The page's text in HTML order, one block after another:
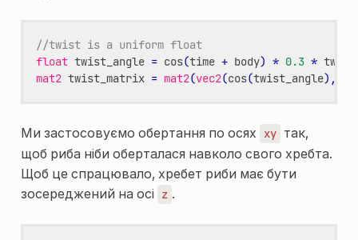
//twist is a uniform float
float twist_angle = cos(time + body) * 0.3 * twist
mat2 twist_matrix = mat2(vec2(cos(twist_angle),
Ми застосовуємо обертання по осях xy так,
щоб риба ніби оберталася навколо свого хребта.
Щоб це спрацювало, хребет риби має бути
зосереджений на осі
z .